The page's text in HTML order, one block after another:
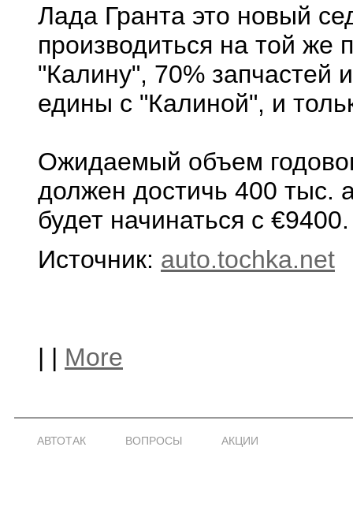
Лада Гранта это новый
производиться на той же
"Калину", 70% запчастей
едины с "Калиной", и
Ожидаемый объем
должен достичь 400 тыс.
будет начинаться с €9400.
Источник: auto.tochka.net
| | More
АВТОТАК ВОПРОСЫ АКЦИИ